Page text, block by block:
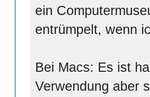
ein
entrümpelt, wenn
Bei Macs: Es ist
Verwendung aber